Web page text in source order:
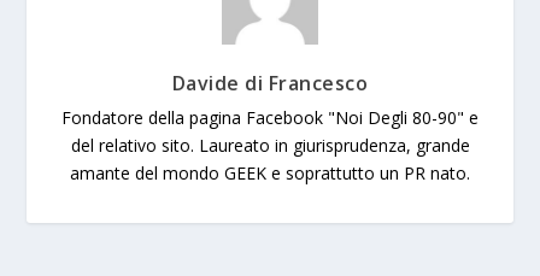
Davide di Francesco
Fondatore della pagina Facebook "Noi Degli 80-90" e
del relativo sito. Laureato in giurisprudenza, grande
amante del mondo GEEK e soprattutto un PR nato.